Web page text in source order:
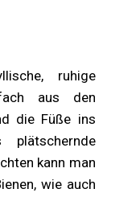
ruhige
aus den
die Füße ins
kann man
wie auch